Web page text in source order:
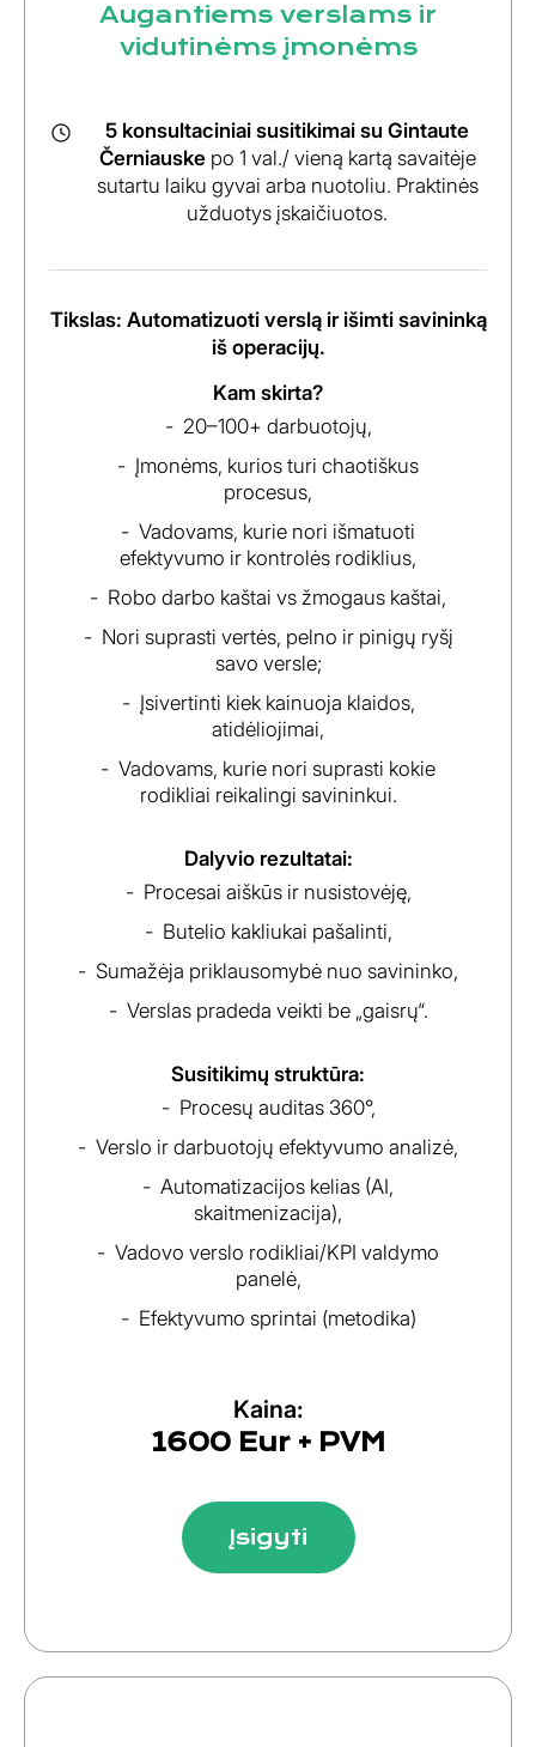
Augantiems verslams ir
vidutinėms įmonėms
5 konsultaciniai susitikimai su Gintaute
Černiauskepo 1 val./ vieną kartą savaitėje
sutartu laiku gyvai arba nuotoliu. Praktinės
užduotys įskaičiuotos.
Tikslas: Automatizuoti verslą ir išimti savininką
iš operacijų.
Kam skirta?
20–100+ darbuotojų,
Įmonėms, kurios turi chaotiškus
procesus,
Vadovams, kurie nori išmatuoti
efektyvumo ir kontrolės rodiklius,
Robo darbo kaštai vs žmogaus kaštai,
Nori suprasti vertės, pelno ir pinigų ryšį
savo versle;
Įsivertinti kiek kainuoja klaidos,
atidėliojimai,
Vadovams, kurie nori suprasti kokie
rodikliai reikalingi savininkui.
Dalyvio rezultatai:
Procesai aiškūs ir nusistovėję,
Butelio kakliukai pašalinti,
Sumažėja priklausomybė nuo savininko,
Verslas pradeda veikti be „gaisrų“.
Susitikimų struktūra:
Procesų auditas 360°,
Verslo ir darbuotojų efektyvumo analizė,
Automatizacijos kelias (AI,
skaitmenizacija),
Vadovo verslo rodikliai/KPI valdymo
panelė,
Efektyvumo sprintai (metodika)
Kaina:
1600 Eur + PVM
Įsigyti